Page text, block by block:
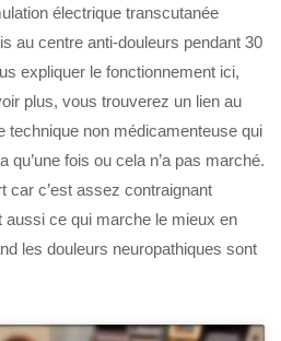
électrique transcutanée
au centre anti-douleurs pendant 30
expliquer le fonctionnement ici,
plus, vous trouverez un lien au
technique non médicamenteuse qui
qu’une fois ou cela n’a pas marché.
car c’est assez contraignant
aussi ce qui marche le mieux en
les douleurs neuropathiques sont